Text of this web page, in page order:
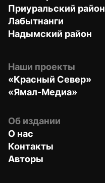
Приуральский район
Лабытнанги
Надымский район
Наши проекты
«Красный Север»
«Ямал-Медиа»
Об издании
О нас
Контакты
Авторы